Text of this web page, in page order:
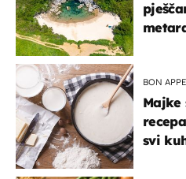
BON
Majke
svi